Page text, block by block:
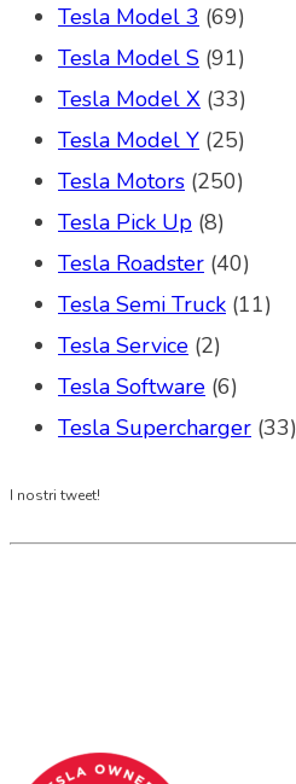
Tesla Model 3 (69)
Tesla Model S (91)
Tesla Model X (33)
Tesla Model Y (25)
Tesla Motors (250)
Tesla Pick Up (8)
Tesla Roadster (40)
Tesla Semi Truck (11)
Tesla Service (2)
Tesla Software (6)
Tesla Supercharger (33)
I nostri tweet!